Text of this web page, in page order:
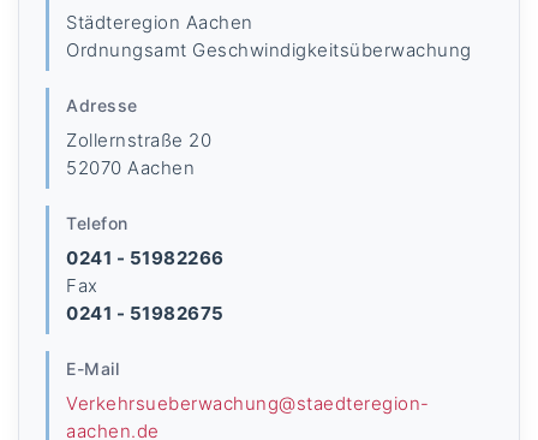
Städteregion Aachen
Ordnungsamt Geschwindigkeitsüberwachung
Adresse
Zollernstraße 20
52070 Aachen
Telefon
0241 - 51982266
Fax
0241 - 51982675
E-Mail
Verkehrsueberwachung@staedteregion-
aachen.de